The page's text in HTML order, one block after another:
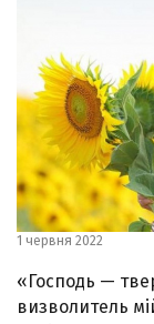
1 червня 2022
«Господь —
визволитель